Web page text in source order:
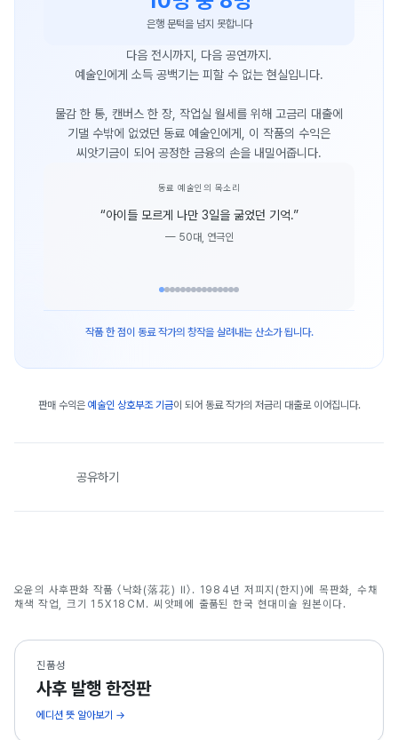
은행 문턱을 넘지 못합니다
다음 전시까지, 다음 공연까지.
예술인에게 소득 공백기는 피할 수 없는 현실입니다.
물감 한 통, 캔버스 한 장, 작업실 월세를 위해 고금리 대출에
기댈 수밖에 없었던 동료 예술인에게, 이 작품의 수익은
씨앗기금이 되어 공정한 금융의 손을 내밀어줍니다.
동료 예술인의 목소리
“아이들 모르게 나만 3일을 굶었던 기억.”
— 50대, 연극인
작품 한 점이 동료 작가의 창작을 살려내는 산소가 됩니다.
판매 수익은 예술인 상호부조 기금이 되어 동료 작가의 저금리 대출로 이어집니다.
공유하기
오윤
오윤의 사후판화 작품 〈낙화(落花) Ⅱ〉. 1984년 저피지(한지)에 목판화, 수채
채색 작업, 크기 15X18CM. 씨앗페에 출품된 한국 현대미술 원본이다.
진품성
사후 발행 한정판
에디션 뜻 알아보기 →